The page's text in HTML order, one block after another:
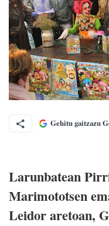
Gehitu gaitzazu
Larunbatean
Marimototsen
Leidor aretoan,